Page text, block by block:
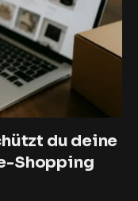
du deine
Shopping